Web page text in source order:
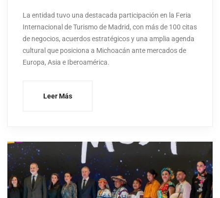
La entidad tuvo una destacada participación en la Feria
Internacional de Turismo de Madrid, con más de 100 citas
de negocios, acuerdos estratégicos y una amplia agenda
cultural que posiciona a Michoacán ante mercados de
Europa, Asia e Iberoamérica.
Leer Más